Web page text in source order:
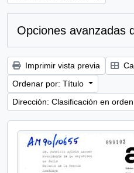
Opciones avanzadas
Imprimir vista previa
Ordenar por: Título
Dirección: Clasificación en